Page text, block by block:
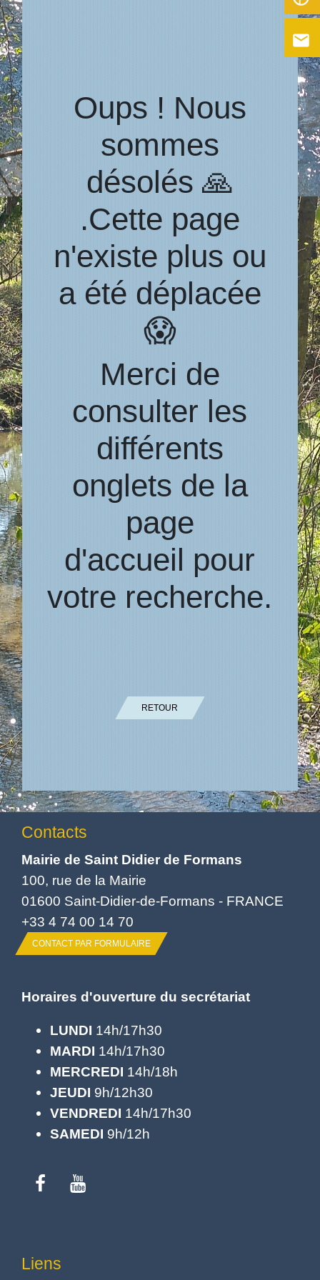
Oups ! Nous
sommes
désolés 🙏
.Cette page
n'existe plus ou
a été déplacée
😱
Merci de
consulter les
différents
onglets de la
page
d'accueil pour
votre recherche.
RETOUR
email
Contacts
Mairie de Saint Didier de Formans
100, rue de la Mairie
01600 Saint-Didier-de-Formans - FRANCE
+33 4 74 00 14 70
CONTACT PAR FORMULAIRE
Horaires d'ouverture du secrétariat
LUNDI 14h/17h30
MARDI 14h/17h30
MERCREDI 14h/18h
JEUDI 9h/12h30
VENDREDI 14h/17h30
SAMEDI 9h/12h
Liens